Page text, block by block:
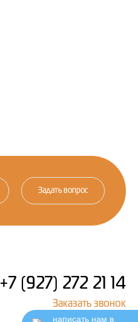
написать нам в
Задать вопрос
+7 (927) 272 21 14
Заказать звонок